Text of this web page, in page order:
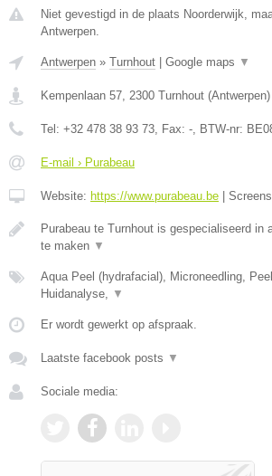
Niet gevestigd in de plaats Noorderwijk,
Antwerpen.
Antwerpen » Turnhout Google maps ▼
Kempenlaan 57, 2300 Turnhout (Antwerpen)
Tel: +32 478 38 93 73, Fax: -, BTW-nr:
E-mail › Purabeau
Website: https://www.purabeau.be
Purabeau te Turnhout is gespecialiseerd in
te maken ▼
Aqua Peel (hydrafacial), Microneedling,
Huidanalyse, ▼
Er wordt gewerkt op afspraak.
Laatste facebook posts ▼
Sociale media: